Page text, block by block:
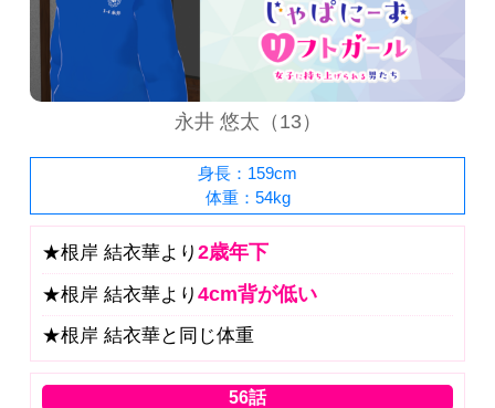
永井 悠太（13）
身長：159cm
体重：54kg
★根岸 結衣華より2歳年下
★根岸 結衣華より4cm背が低い
★根岸 結衣華と同じ体重
56話